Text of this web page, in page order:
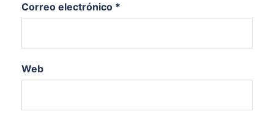
Correo electrónico *
Web